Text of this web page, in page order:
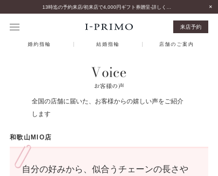
来店予約
婚約指輪 結婚指輪 店舗のご案内
Voice
お客様の声
全国の店舗に届いた、お客様からの嬉しい声をご紹介
します
和歌山MIO店
自分の好みから、似合うチェーンの長さや